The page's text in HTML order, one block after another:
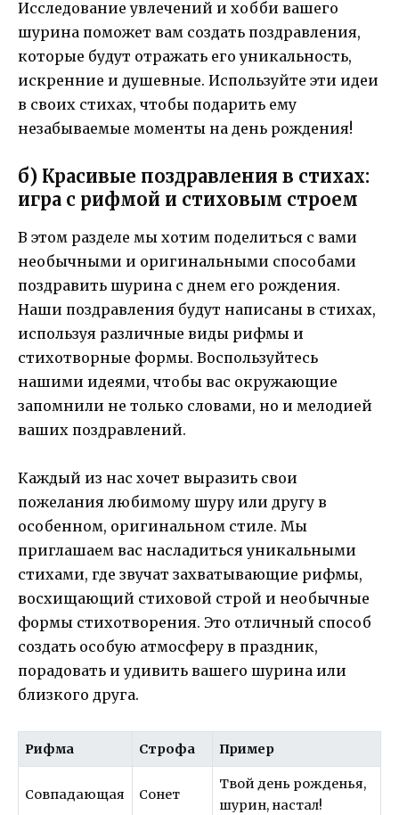
Исследование увлечений и хобби вашего
шурина поможет вам создать поздравления,
которые будут отражать его уникальность,
искренние и душевные. Используйте эти идеи
в своих стихах, чтобы подарить ему
незабываемые моменты на день рождения!
б) Красивые поздравления в стихах:
игра с рифмой и стиховым строем
В этом разделе мы хотим поделиться с вами
необычными и оригинальными способами
поздравить шурина с днем его рождения.
Наши поздравления будут написаны в стихах,
используя различные виды рифмы и
стихотворные формы. Воспользуйтесь
нашими идеями, чтобы вас окружающие
запомнили не только словами, но и мелодией
ваших поздравлений.
Каждый из нас хочет выразить свои
пожелания любимому шуру или другу в
особенном, оригинальном стиле. Мы
приглашаем вас насладиться уникальными
стихами, где звучат захватывающие рифмы,
восхищающий стиховой строй и необычные
формы стихотворения. Это отличный способ
создать особую атмосферу в праздник,
порадовать и удивить вашего шурина или
близкого друга.
Рифма Строфа Пример
Совпадающая Сонет
Твой день рожденья,
шурин, настал!